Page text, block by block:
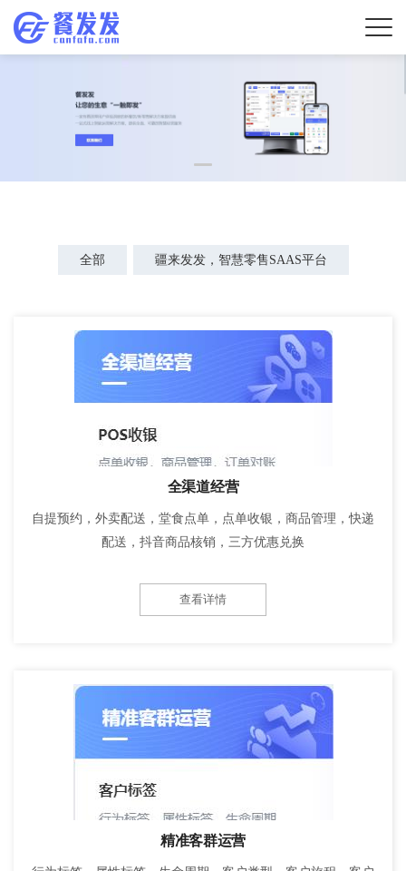
全部 疆来发发，智慧零售SAAS平台
全渠道经营
自提预约，外卖配送，堂食点单，点单收银，商品管理，快递
配送，抖音商品核销，三方优惠兑换
查看详情
精准客群运营